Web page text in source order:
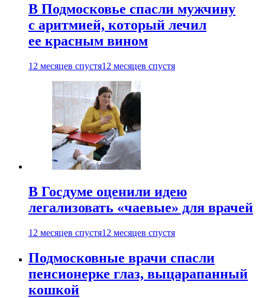
В Подмосковье спасли мужчину
с аритмией, который лечил
ее красным вином
12 месяцев спустя12 месяцев спустя
В Госдуме оценили идею
легализовать «чаевые» для врачей
12 месяцев спустя12 месяцев спустя
Подмосковные врачи спасли
пенсионерке глаз, выцарапанный
кошкой